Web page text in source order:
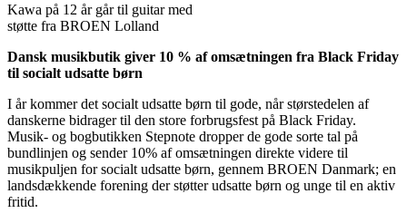
Kawa på 12 år går til guitar med
støtte fra BROEN Lolland
Dansk musikbutik giver 10 % af omsætningen fra Black Friday
til socialt udsatte børn
I år kommer det socialt udsatte børn til gode, når størstedelen af
danskerne bidrager til den store forbrugsfest på Black Friday.
Musik- og bogbutikken Stepnote dropper de gode sorte tal på
bundlinjen og sender 10% af omsætningen direkte videre til
musikpuljen for socialt udsatte børn, gennem BROEN Danmark; en
landsdækkende forening der støtter udsatte børn og unge til en aktiv
fritid.